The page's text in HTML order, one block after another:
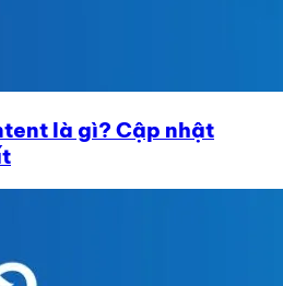
là gì? Cập nhật